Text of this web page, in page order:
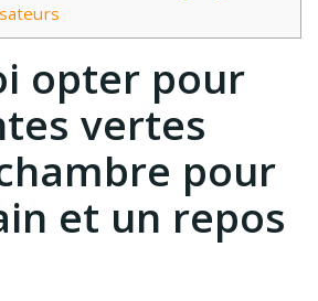
opter pour
vertes
pour
et un repos